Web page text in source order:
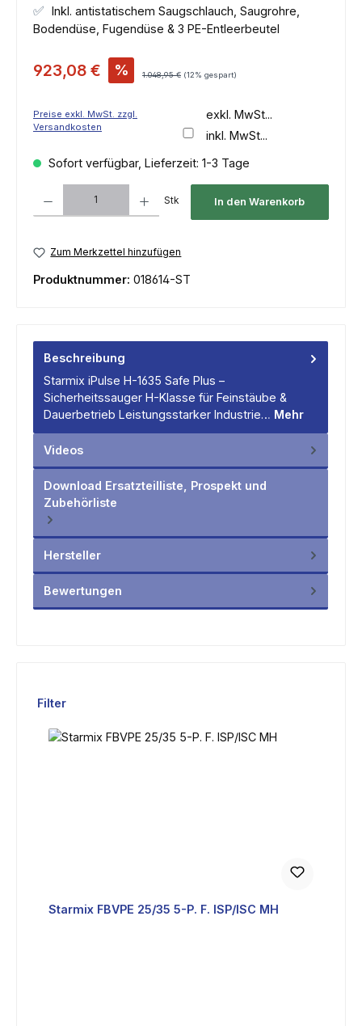
✅ Inkl. antistatischem Saugschlauch, Saugrohre,
Bodendüse, Fugendüse & 3 PE-Entleerbeutel
Verkaufspreis:
923,08 € % Regulärer Preis:
1.048,95 € (12% gespart)
Preise exkl. MwSt. zzgl.
Versandkosten
exkl. MwSt...
inkl. MwSt...
Sofort verfügbar, Lieferzeit: 1-3 Tage
Stk In den Warenkorb
Zum Merkzettel hinzufügen
Produktnummer: 018614-ST
Beschreibung
Starmix iPulse H-1635 Safe Plus –
Sicherheitssauger H-Klasse für Feinstäube &
Dauerbetrieb Leistungsstarker Industrie… Mehr
Videos
Download Ersatzteilliste, Prospekt und
Zubehörliste
Hersteller
Bewertungen
Produktgalerie überspringen
Filter
Starmix FBVPE 25/35 5-P. F. ISP/ISC MH